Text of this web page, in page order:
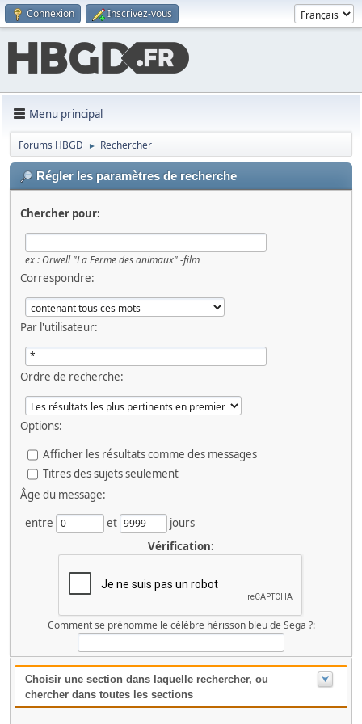
Connexion Inscrivez-vous
Menu principal
Forums HBGD ► Rechercher
Régler les paramètres de recherche
Chercher pour:
ex : Orwell "La Ferme des animaux" -film
Correspondre:
Par l'utilisateur:
Ordre de recherche:
Options:
Afficher les résultats comme des messages
Titres des sujets seulement
Âge du message:
entre
et
jours
Vérification:
Comment se prénomme le célèbre hérisson bleu de Sega ?:
Choisir une section dans laquelle rechercher, ou
chercher dans toutes les sections